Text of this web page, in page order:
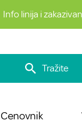
Info linija i
Tražite
Cenovnik